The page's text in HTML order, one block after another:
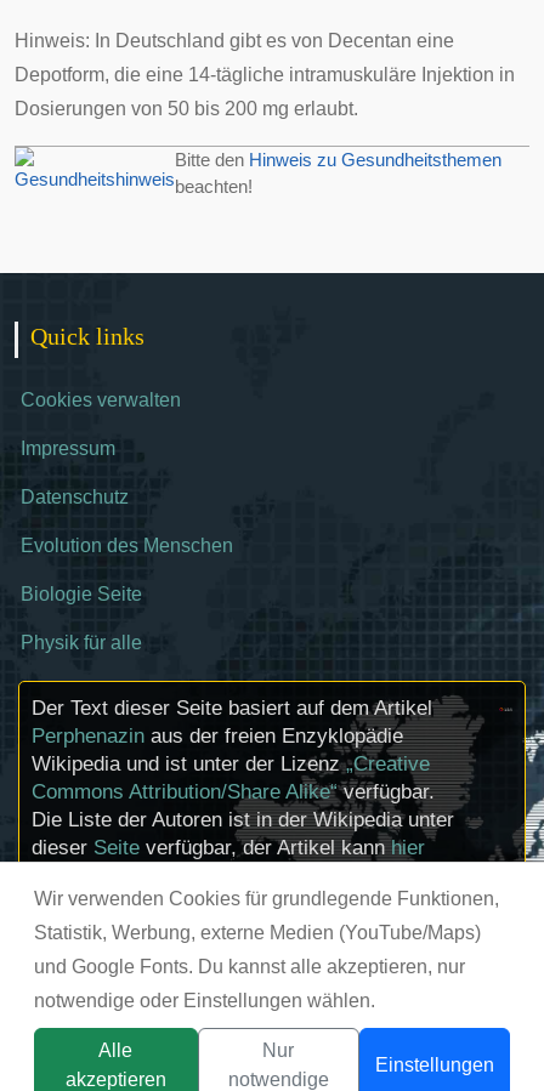
Wir verwenden Cookies für grundlegende Funktionen,
Statistik, Werbung, externe Medien (YouTube/Maps)
und Google Fonts. Du kannst alle akzeptieren, nur
notwendige oder Einstellungen wählen.
Alle
akzeptieren
Nur
notwendige
Einstellungen
Hinweis: In Deutschland gibt es von Decentan eine
Depotform, die eine 14-tägliche intramuskuläre Injektion in
Dosierungen von 50 bis 200 mg erlaubt.
Bitte den Hinweis zu Gesundheitsthemen
beachten!
Quick links
Cookies verwalten
Impressum
Datenschutz
Evolution des Menschen
Biologie Seite
Physik für alle
Der Text dieser Seite basiert auf dem Artikel
Perphenazin aus der freien Enzyklopädie
Wikipedia und ist unter der Lizenz„Creative
Commons Attribution/Share Alike“verfügbar.
Die Liste der Autoren ist in der Wikipedia unter
dieser Seite verfügbar, der Artikel kannhier
Urhebern und zum Lizenzstatus eingebundener
Mediendateien (etwa Bilder oder Videos) können
im Regelfall durch Anklicken dieser abgerufen
© chemie-schule.de 2026